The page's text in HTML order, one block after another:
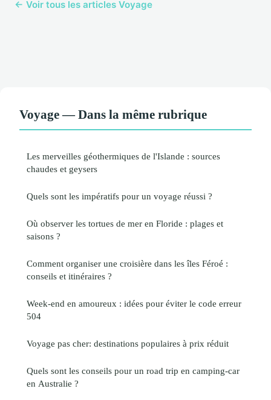
← Voir tous les articles Voyage
Voyage — Dans la même rubrique
Les merveilles géothermiques de l'Islande : sources
chaudes et geysers
Quels sont les impératifs pour un voyage réussi ?
Où observer les tortues de mer en Floride : plages et
saisons ?
Comment organiser une croisière dans les îles Féroé :
conseils et itinéraires ?
Week-end en amoureux : idées pour éviter le code erreur
504
Voyage pas cher: destinations populaires à prix réduit
Quels sont les conseils pour un road trip en camping-car
en Australie ?